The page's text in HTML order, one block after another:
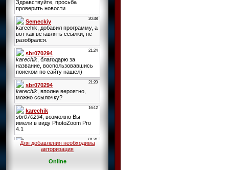
Для добавления необходима
авторизация
Online